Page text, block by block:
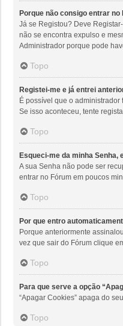
Porque não consigo entrar no
Já se Registou? Deve
não se encontra expulso e
Administrador porque pode
Topo
Registei-me e já entrei
É possível que o
Se isso aconteceu, tente
Topo
Esqueci-me da minha Senha,
A sua Senha não pode ser
entrar no Fórum em poucos
Topo
Por que entro
Porque anteriormente
vez que sair do Fórum clique
Topo
Para que serve a opção
“Apagar Cookies” apaga do
Topo